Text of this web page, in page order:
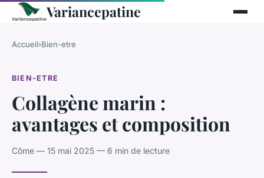
Variancepatine
Accueil›Bien-etre
BIEN-ETRE
Collagène marin :
avantages et composition
Côme — 15 mai 2025 — 6 min de lecture